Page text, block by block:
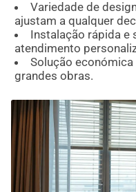
Variedade de
ajustam a qualquer
Instalação rápida e
atendimento
Solução
grandes obras.